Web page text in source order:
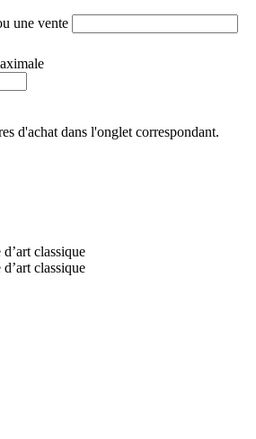
une vente
d'achat dans l'onglet correspondant.
classique
classique